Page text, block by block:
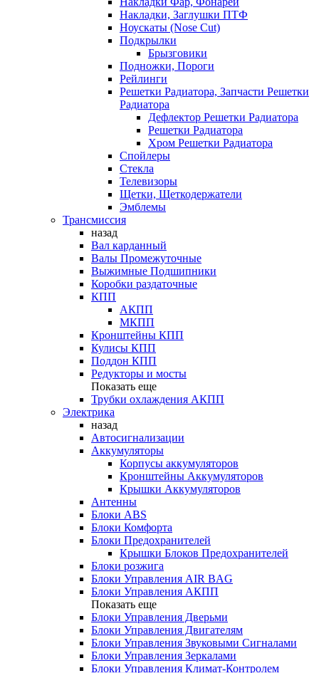
Накладки, Заглушки ПТФ
Ноускаты (Nose Cut)
Подкрылки
Брызговики
Подножки, Пороги
Рейлинги
Решетки Радиатора, Запчасти Решетки
Радиатора
Дефлектор Решетки Радиатора
Решетки Радиатора
Хром Решетки Радиатора
Спойлеры
Стекла
Телевизоры
Щетки, Щеткодержатели
Эмблемы
Трансмиссия
назад
Вал карданный
Валы Промежуточные
Выжимные Подшипники
Коробки раздаточные
КПП
АКПП
МКПП
Кронштейны КПП
Кулисы КПП
Поддон КПП
Редукторы и мосты
Показать еще
Трубки охлаждения АКПП
Электрика
назад
Автосигнализации
Аккумуляторы
Корпусы аккумуляторов
Кронштейны Аккумуляторов
Крышки Аккумуляторов
Антенны
Блоки ABS
Блоки Комфорта
Блоки Предохранителей
Крышки Блоков Предохранителей
Блоки розжига
Блоки Управления AIR BAG
Блоки Управления АКПП
Показать еще
Блоки Управления Дверьми
Блоки Управления Двигателям
Блоки Управления Звуковыми Сигналами
Блоки Управления Зеркалами
Блоки Управления Климат-Контролем